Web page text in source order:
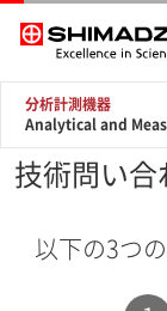
分析計測機器
Analytical and
技術問い合
以下の3つ